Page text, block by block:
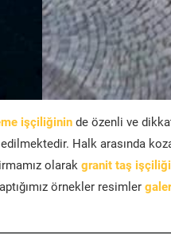
işçiliğinin de özenli ve
Halk arasında
olarak granit taş
örnekler resimler